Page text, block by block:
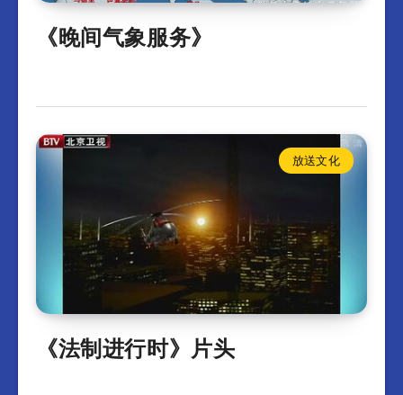
《晚间气象服务》
放送文化
《法制进行时》片头